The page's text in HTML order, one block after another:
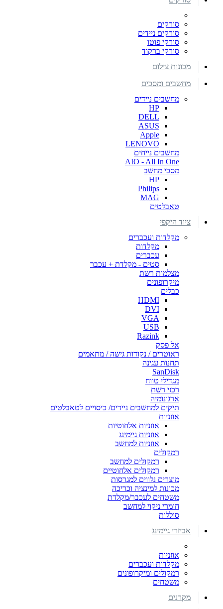
סורקים
סורקים ניידים
סורקי פוטו
סורקי ברקוד
מכונות צילום
מחשבים ומסכים
מחשבים ניידים
HP
DELL
ASUS
Apple
LENOVO
מחשבים נייחים
AIO - All In One
מסכי מחשב
HP
Philips
MAG
טאבלטים
ציוד היקפי
מקלדות ועכברים
מקלדות
עכברים
סטים - מקלדת + עכבר
מצלמות רשת
מיקרופונים
כבלים
HDMI
DVI
VGA
USB
Razink
אל פסק
ראוטרים / נקודות גישה / מתאמים
תחנות עגינה
SanDisk
מגדילי טווח
רכזי רשת
ארגונומיה
תיקים למחשבים ניידים/ כיסויים לטאבלטים
אוזניות
אוזניות אלחוטיות
אוזניות גיימינג
אוזניות למחשב
רמקולים
רמקולים למחשב
רמקולים אלחוטיים
מוצרים נלווים למגרסות
מכונות למינציה וכריכה
משטחים לעכבר/מקלדת
חומרי ניקוי למחשב
סוללות
אביזרי גיימינג
אוזניות
מקלדות ועכברים
רמקולים ומיקרופונים
משטחים
מקרנים